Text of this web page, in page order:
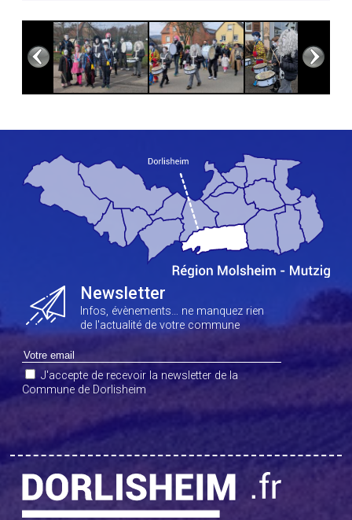
Newsletter
Infos, évènements… ne manquez rien
de l'actualité de votre commune
J'accepte de recevoir la newsletter de la
Commune de Dorlisheim